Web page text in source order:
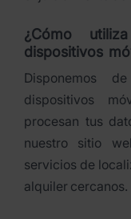
¿Cómo
dispositivos
Disponemos
dispositivos
procesan tus
nuestro sitio
servicios de
alquiler cercanos.